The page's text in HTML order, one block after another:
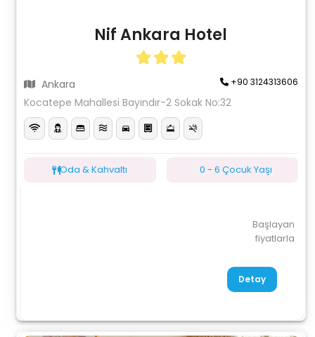
Nif Ankara Hotel
Ankara +90 3124313606
Kocatepe Mahallesi Bayındır-2 Sokak No:32
Oda & Kahvaltı 0 - 6 Çocuk Yaşı
Başlayan
fiyatlarla
Detay